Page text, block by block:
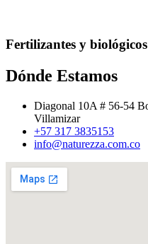
Fertilizantes y biológicos
Dónde Estamos
Diagonal 10A # 56-54
Villamizar
+57 317 3835153
info@naturezza.com.co